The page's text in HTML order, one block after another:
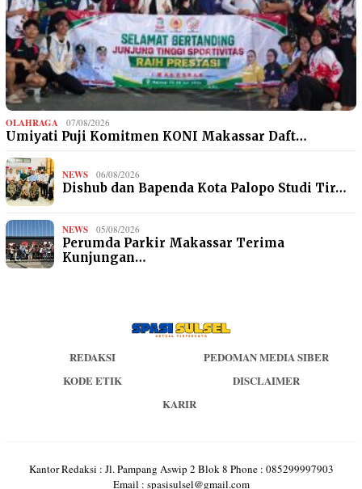
OLAHRAGA 07/08/2026
Umiyati Puji Komitmen KONI Makassar Daft…
NEWS 06/08/2026
Dishub dan Bapenda Kota Palopo Studi Tir…
NEWS 05/08/2026
Perumda Parkir Makassar Terima
Kunjungan…
REDAKSI
PEDOMAN MEDIA SIBER
KODE ETIK
DISCLAIMER
KARIR
Kantor Redaksi : Jl. Pampang Aswip 2 Blok 8 Phone : 085299997903
Email : spasisulsel@gmail.com